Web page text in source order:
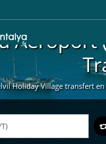
Aéroport
Holiday Village transfert